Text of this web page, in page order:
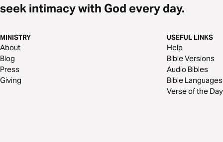
seek intimacy with God every day.
MINISTRY
About
Blog
Press
Giving
USEFUL LINKS
Help
Bible Versions
Audio Bibles
Bible Languages
Verse of the Day